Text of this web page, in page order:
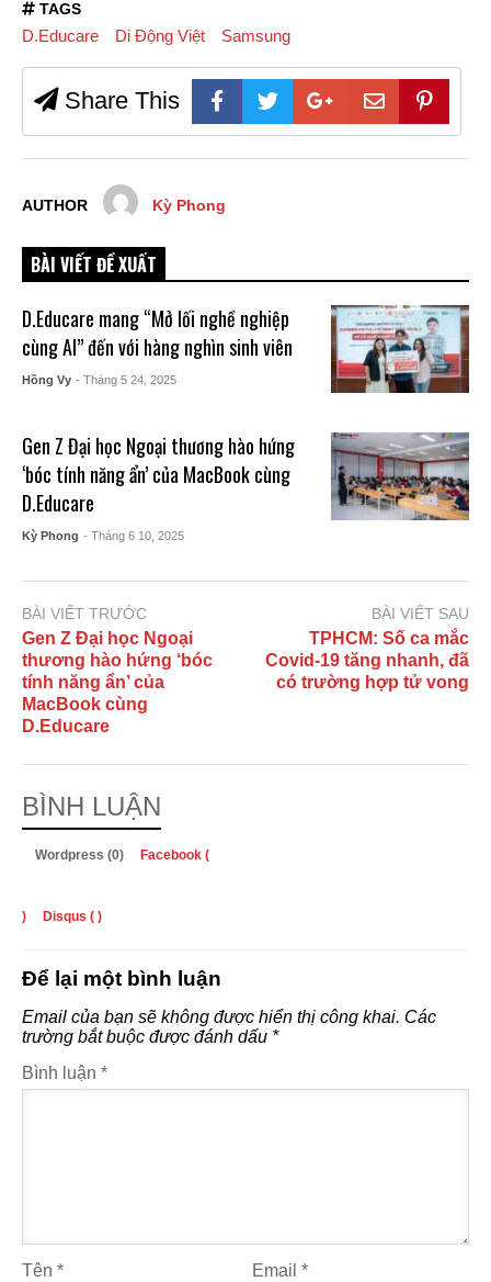
TAGS
D.Educare Di Động Việt Samsung
Share This
AUTHOR Kỳ Phong
BÀI VIẾT ĐỀ XUẤT
D.Educare mang “Mở lối nghề nghiệp
cùng AI” đến với hàng nghìn sinh viên
Hồng Vy - Tháng 5 24, 2025
Gen Z Đại học Ngoại thương hào hứng
‘bóc tính năng ẩn’ của MacBook cùng
D.Educare
Kỳ Phong - Tháng 6 10, 2025
BÀI VIẾT TRƯỚC
Gen Z Đại học Ngoại
thương hào hứng ‘bóc
tính năng ẩn’ của
MacBook cùng
D.Educare
BÀI VIẾT SAU
TPHCM: Số ca mắc
Covid-19 tăng nhanh, đã
có trường hợp tử vong
BÌNH LUẬN
Wordpress (0) Facebook (
) Disqus ( )
Để lại một bình luận
Email của bạn sẽ không được hiển thị công khai. Các
trường bắt buộc được đánh dấu *
Bình luận *
Tên * Email*